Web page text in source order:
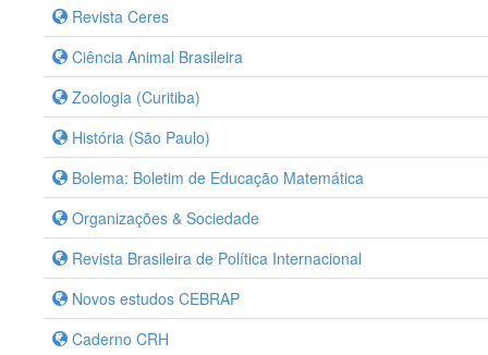
Revista Ceres
Ciência Animal Brasileira
Zoologia (Curitiba)
História (São Paulo)
Bolema: Boletim de Educação Matemática
Organizações & Sociedade
Revista Brasileira de Política Internacional
Novos estudos CEBRAP
Caderno CRH